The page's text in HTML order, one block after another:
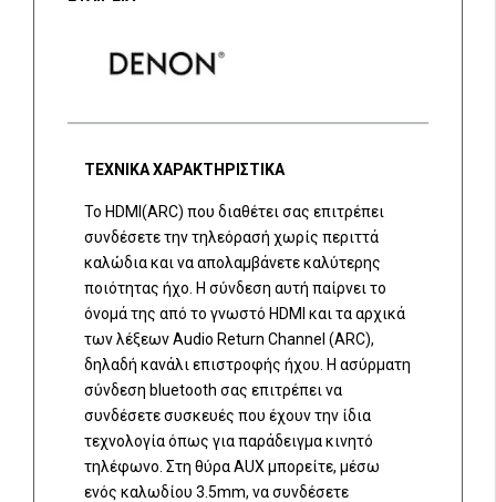
ΤΕΧΝΙΚΑ ΧΑΡΑΚΤΗΡΙΣΤΙΚΑ
Το HDMI(ARC) που διαθέτει σας επιτρέπει
συνδέσετε την τηλεόρασή χωρίς περιττά
καλώδια και να απολαμβάνετε καλύτερης
ποιότητας ήχο. Η σύνδεση αυτή παίρνει το
όνομά της από το γνωστό HDMI και τα αρχικά
των λέξεων Audio Return Channel (ARC),
δηλαδή κανάλι επιστροφής ήχου. Η ασύρματη
σύνδεση bluetooth σας επιτρέπει να
συνδέσετε συσκευές που έχουν την ίδια
τεχνολογία όπως για παράδειγμα κινητό
τηλέφωνο. Στη θύρα AUX μπορείτε, μέσω
ενός καλωδίου 3.5mm, να συνδέσετε